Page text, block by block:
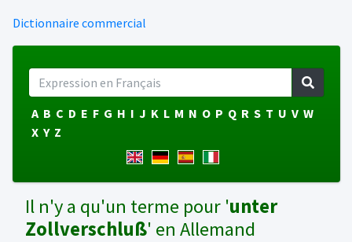
Dictionnaire commercial
A B C D E F G H I J K L M N O P Q R S T U V W
X Y Z
Il n'y a qu'un terme pour 'unter
Zollverschluß' en Allemand